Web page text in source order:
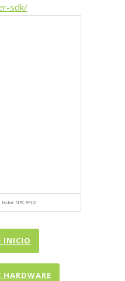
sdk/
NFC RFID
INICIO
HARDWARE